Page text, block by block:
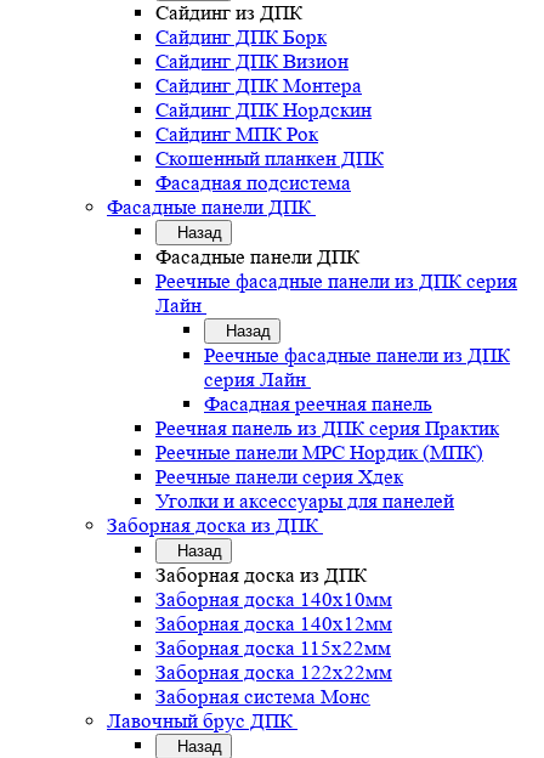
Сайдинг из ДПК
Сайдинг ДПК Борк
Сайдинг ДПК Визион
Сайдинг ДПК Монтера
Сайдинг ДПК Нордскин
Сайдинг МПК Рок
Скошенный планкен ДПК
Фасадная подсистема
Фасадные панели ДПК
Назад
Фасадные панели ДПК
Реечные фасадные панели из ДПК серия
Лайн
Назад
Реечные фасадные панели из ДПК
серия Лайн
Фасадная реечная панель
Реечная панель из ДПК серия Практик
Реечные панели MPC Нордик (МПК)
Реечные панели серия Хдек
Уголки и аксессуары для панелей
Заборная доска из ДПК
Назад
Заборная доска из ДПК
Заборная доска 140х10мм
Заборная доска 140х12мм
Заборная доска 115х22мм
Заборная доска 122х22мм
Заборная система Монс
Лавочный брус ДПК
Назад